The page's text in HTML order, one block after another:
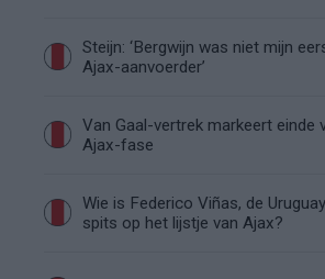
Steijn: ‘Bergwijn was niet mijn
Ajax-aanvoerder’
Van Gaal-vertrek markeert einde
Ajax-fase
Wie is Federico Viñas, de
spits op het lijstje van Ajax?